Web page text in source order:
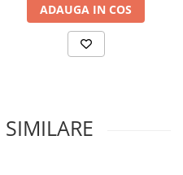
ADAUGA IN COS